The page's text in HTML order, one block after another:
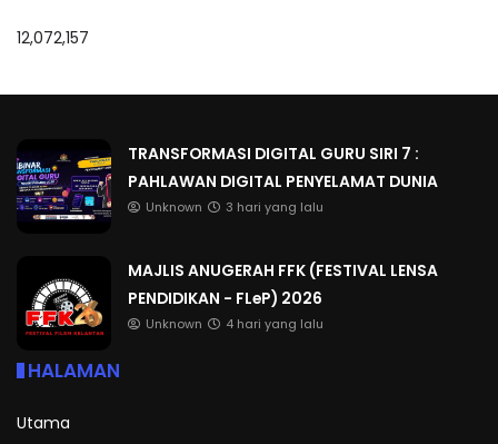
12,072,157
TRANSFORMASI DIGITAL GURU SIRI 7 :
PAHLAWAN DIGITAL PENYELAMAT DUNIA
Unknown 3 hari yang lalu
MAJLIS ANUGERAH FFK (FESTIVAL LENSA
PENDIDIKAN - FLeP) 2026
Unknown 4 hari yang lalu
HALAMAN
Utama